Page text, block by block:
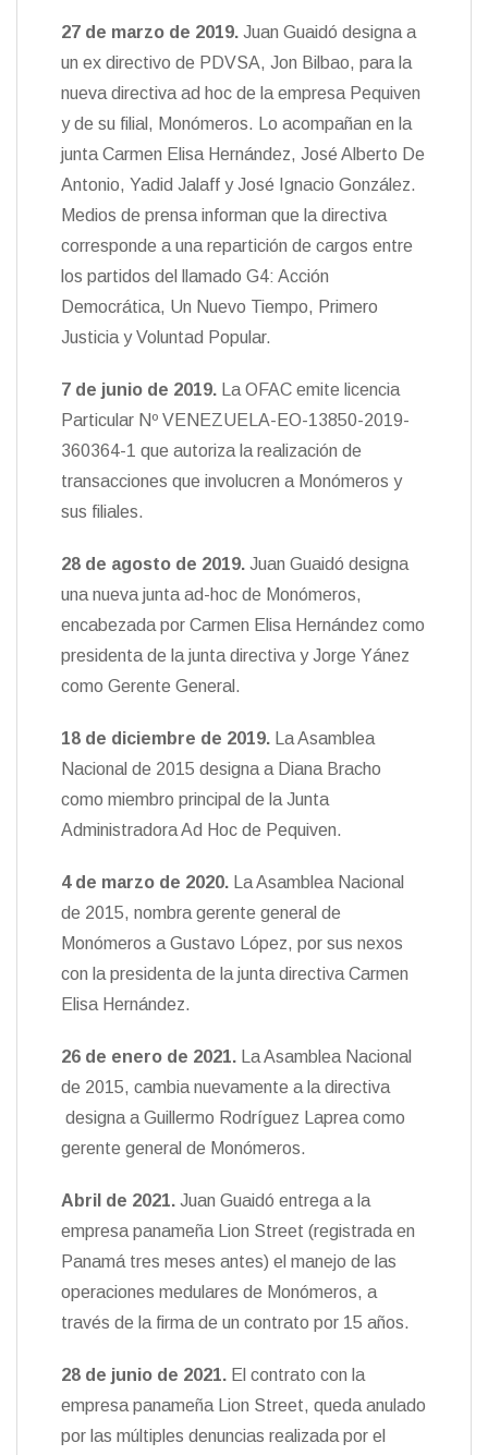
27 de marzo de 2019. Juan Guaidó designa a
un ex directivo de PDVSA, Jon Bilbao, para la
nueva directiva ad hoc de la empresa Pequiven
y de su filial, Monómeros. Lo acompañan en la
junta Carmen Elisa Hernández, José Alberto De
Antonio, Yadid Jalaff y José Ignacio González.
Medios de prensa informan que la directiva
corresponde a una repartición de cargos entre
los partidos del llamado G4: Acción
Democrática, Un Nuevo Tiempo, Primero
Justicia y Voluntad Popular.
7 de junio de 2019. La OFAC emite licencia
Particular Nº VENEZUELA-EO-13850-2019-
360364-1 que autoriza la realización de
transacciones que involucren a Monómeros y
sus filiales.
28 de agosto de 2019. Juan Guaidó designa
una nueva junta ad-hoc de Monómeros,
encabezada por Carmen Elisa Hernández como
presidenta de la junta directiva y Jorge Yánez
como Gerente General.
18 de diciembre de 2019. La Asamblea
Nacional de 2015 designa a Diana Bracho
como miembro principal de la Junta
Administradora Ad Hoc de Pequiven.
4 de marzo de 2020. La Asamblea Nacional
de 2015, nombra gerente general de
Monómeros a Gustavo López, por sus nexos
con la presidenta de la junta directiva Carmen
Elisa Hernández.
26 de enero de 2021. La Asamblea Nacional
de 2015, cambia nuevamente a la directiva
designa a Guillermo Rodríguez Laprea como
gerente general de Monómeros.
Abril de 2021. Juan Guaidó entrega a la
empresa panameña Lion Street (registrada en
Panamá tres meses antes) el manejo de las
operaciones medulares de Monómeros, a
través de la firma de un contrato por 15 años.
28 de junio de 2021. El contrato con la
empresa panameña Lion Street, queda anulado
por las múltiples denuncias realizada por el